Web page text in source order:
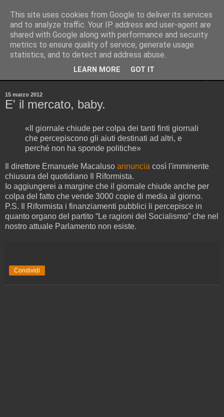
Pinellus
Pensieri in streaming, rigorosamente random.
15 marzo 2012
E' il mercato, baby.
«Il giornale chiude per colpa dei tanti finti giornali
che percepiscono gli aiuti destinati ad altri, e
perché non ha sponde politiche»
Il direttore Emanuele Macaluso annuncia così l'imminente
chiusura del quotidiano Il Riformista.
Io aggiungerei a margine che il giornale chiude anche per
colpa del fatto che vende 3000 copie di media al giorno.
P.S. Il Riformista i finanziamenti pubblici li percepisce in
quanto organo del partito “Le ragioni del Socialismo” che nel
nostro attuale Parlamento non esiste.
Condividi
This site uses cookies from Google to deliver its services
and to analyze traffic. Your IP address and user-agent are
shared with Google along with performance and security
metrics to ensure quality of service, generate usage
statistics, and to detect and address abuse.
LEARN MORE GOT IT